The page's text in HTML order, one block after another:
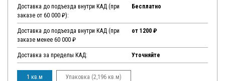
Доставка до подъезда внутри КАД (при
заказе от 60 000 ₽):
Бесплатно
Доставка до подъезда внутри КАД (при
заказе менее 60 000 ₽
от 1200 ₽
Доставка за пределы КАД: Уточняйте
1 кв.м Упаковка (2,196 кв.м)